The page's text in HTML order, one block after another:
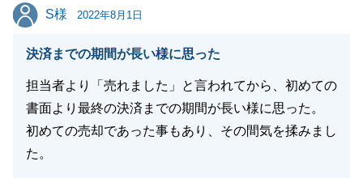
け止めさせていただき、今後もお客様からご満足いた
ます。
また何かご不明な点等ございましたら、些細な事でも
構いませんので、いつでもお申し付けくださいませ。
宜しくお願い致します。
S様
S様 2022年8月1日
決済までの期間が長い様に思った
担当者より「売れました」と言われてから、初めての
書面より最終の決済までの期間が長い様に思った。
初めての売却であった事もあり、その間気を揉みまし
た。